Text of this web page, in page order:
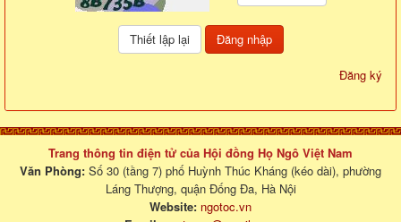
Đăng nhập
Đăng ký
Trang thông tin điện tử của Hội đồng Họ Ngô Việt Nam
Văn Phòng: Số 30 (tầng 7) phố Huỳnh Thúc Kháng (kéo dài), phường
Láng Thượng, quận Đống Đa, Hà Nội
Website: ngotoc.vn